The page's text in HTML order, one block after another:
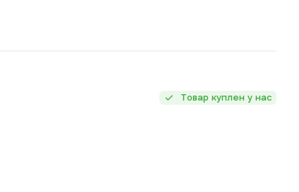
Товар куплен у нас